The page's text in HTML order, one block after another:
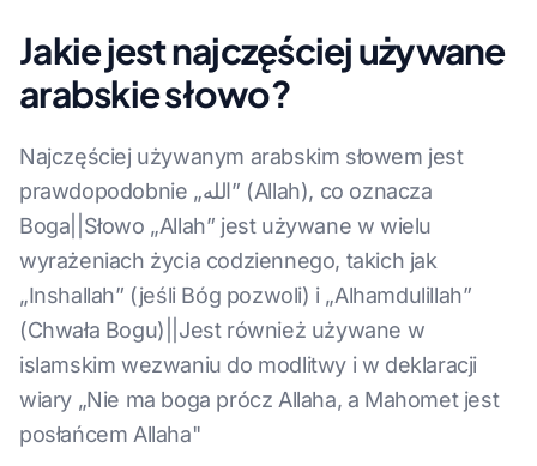
Jakie jest najczęściej używane
arabskie słowo?
Najczęściej używanym arabskim słowem jest
prawdopodobnie „الله” (Allah), co oznacza
Boga||Słowo „Allah” jest używane w wielu
wyrażeniach życia codziennego, takich jak
„Inshallah” (jeśli Bóg pozwoli) i „Alhamdulillah”
(Chwała Bogu)||Jest również używane w
islamskim wezwaniu do modlitwy i w deklaracji
wiary „Nie ma boga prócz Allaha, a Mahomet jest
posłańcem Allaha"